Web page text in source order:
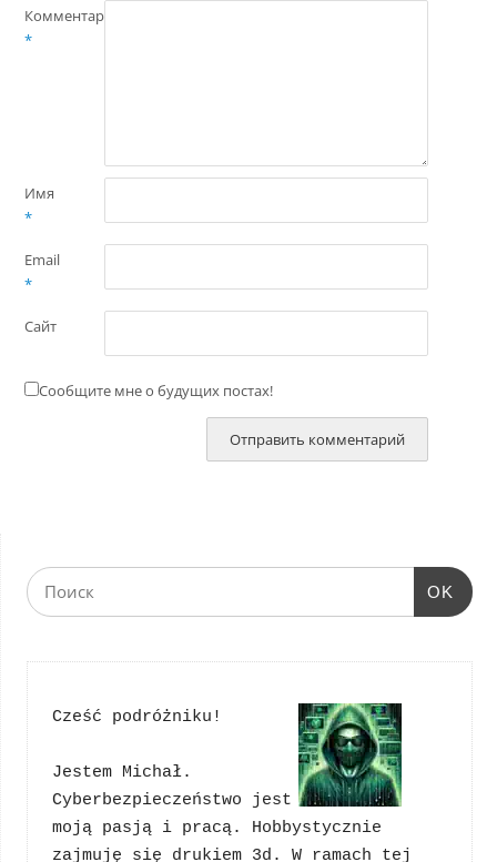
Комментарий
*
Имя
*
Email
*
Сайт
Сообщите мне о будущих постах!
OK
Cześć podróżniku!
Jestem Michał.
Cyberbezpieczeństwo jest
moją pasją i pracą. Hobbystycznie
zajmuję się drukiem 3d. W ramach tej